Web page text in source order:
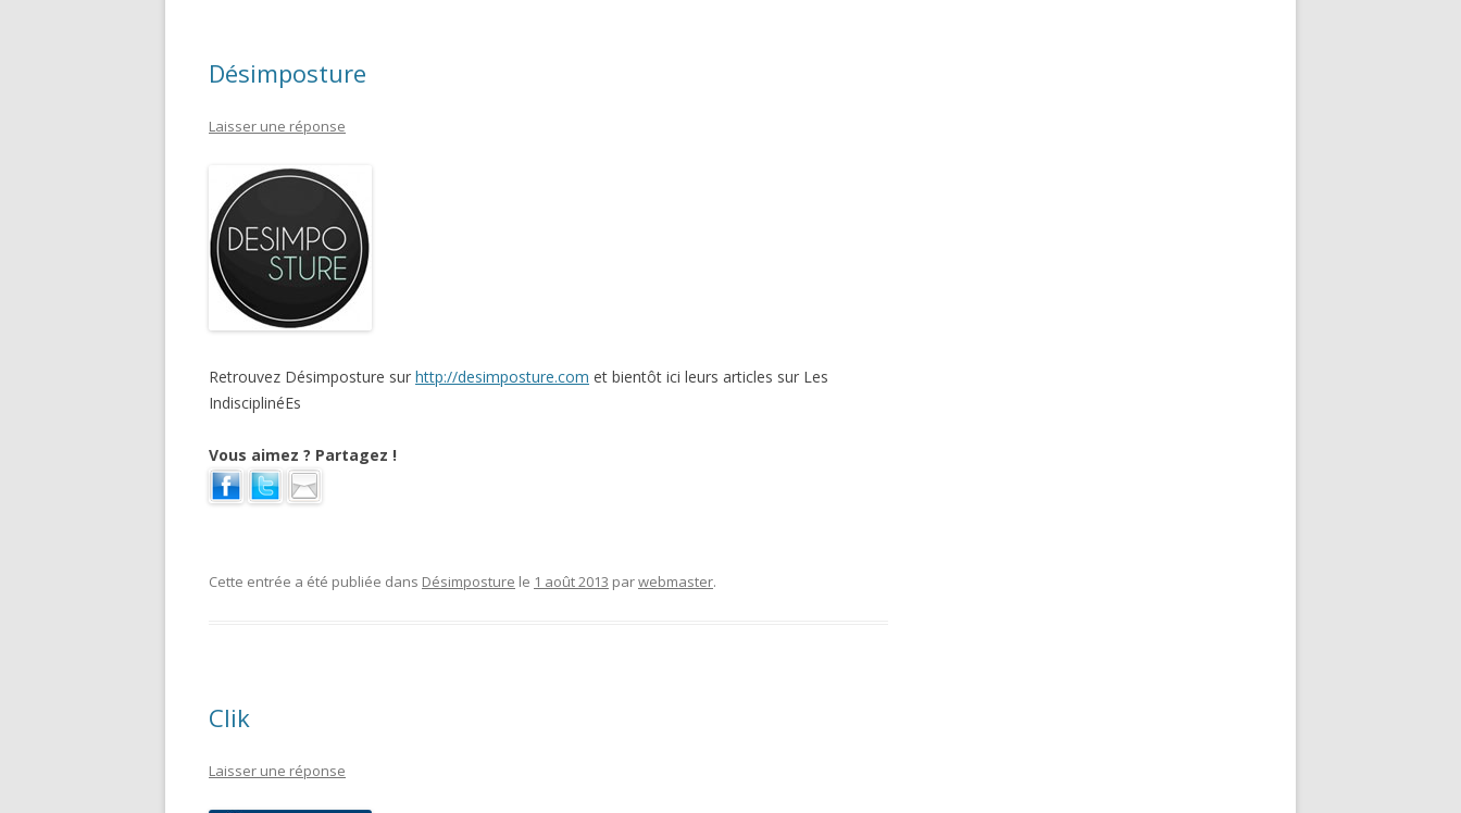
Désimposture
Laisser une réponse
Retrouvez Désimposture sur http://desimposture.com et bientôt ici leurs articles sur Les
IndisciplinéEs
Vous aimez ? Partagez !
Cette entrée a été publiée dans Désimposture le 1 août 2013 parwebmaster.
Clik
Laisser une réponse